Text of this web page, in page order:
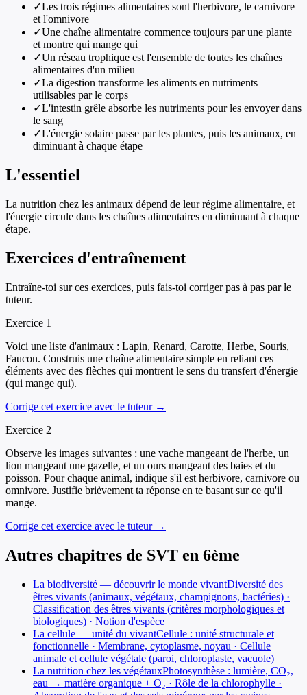
✓Les trois régimes alimentaires sont l'herbivore, le carnivore
et l'omnivore
✓Une chaîne alimentaire commence toujours par une plante
et montre qui mange qui
✓Un réseau trophique est l'ensemble de toutes les chaînes
alimentaires d'un milieu
✓La digestion transforme les aliments en nutriments
utilisables par le corps
✓L'intestin grêle absorbe les nutriments pour les envoyer dans
le sang
✓L'énergie solaire passe par les plantes, puis les animaux, en
diminuant à chaque étape
L'essentiel
La nutrition chez les animaux dépend de leur régime alimentaire, et
l'énergie circule dans les chaînes alimentaires en diminuant à chaque
étape.
Exercices d'entraînement
Entraîne-toi sur ces exercices, puis fais-toi corriger pas à pas par le
tuteur.
Exercice 1
Voici une liste d'animaux : Lapin, Renard, Carotte, Herbe, Souris,
Faucon. Construis une chaîne alimentaire simple en reliant ces
éléments avec des flèches qui montrent le sens du transfert d'énergie
(qui mange qui).
Corrige cet exercice avec le tuteur →
Exercice 2
Observe les images suivantes : une vache mangeant de l'herbe, un
lion mangeant une gazelle, et un ours mangeant des baies et du
poisson. Pour chaque animal, indique s'il est herbivore, carnivore ou
omnivore. Justifie brièvement ta réponse en te basant sur ce qu'il
mange.
Corrige cet exercice avec le tuteur →
Autres chapitres de SVT en 6ème
La biodiversité — découvrir le monde vivantDiversité des
êtres vivants (animaux, végétaux, champignons, bactéries) ·
Classification des êtres vivants (critères morphologiques et
biologiques) · Notion d'espèce
La cellule — unité du vivantCellule : unité structurale et
fonctionnelle · Membrane, cytoplasme, noyau · Cellule
animale et cellule végétale (paroi, chloroplaste, vacuole)
La nutrition chez les végétauxPhotosynthèse : lumière, CO₂,
eau → matière organique + O₂ · Rôle de la chlorophylle ·